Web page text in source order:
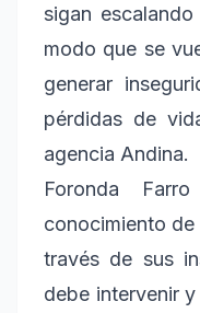
sigan
modo que se
generar
pérdidas de
agencia Andina.
Foronda
conocimiento
través de sus
debe intervenir